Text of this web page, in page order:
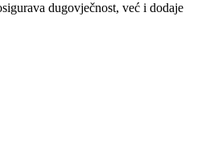
dugovječnost, već i dodaje